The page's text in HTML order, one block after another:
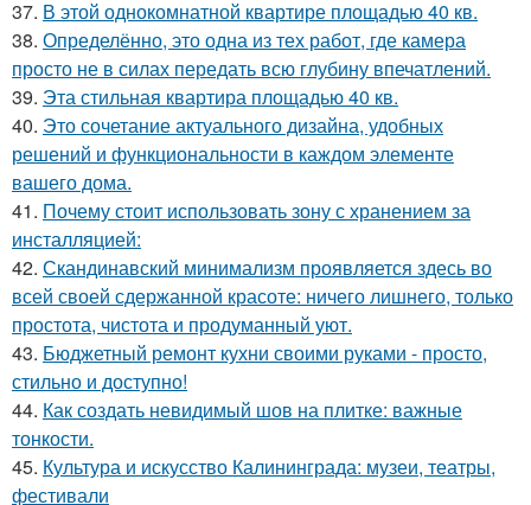
37. В этой однокомнатной квартире площадью 40 кв.
38. Определённо, это одна из тех работ, где камера
просто не в силах передать всю глубину впечатлений.
39. Эта стильная квартира площадью 40 кв.
40. Это сочетание актуального дизайна, удобных
решений и функциональности в каждом элементе
вашего дома.
41. Почему стоит использовать зону с хранением за
инсталляцией:
42. Скандинавский минимализм проявляется здесь во
всей своей сдержанной красоте: ничего лишнего, только
простота, чистота и продуманный уют.
43. Бюджетный ремонт кухни своими руками - просто,
стильно и доступно!
44. Как создать невидимый шов на плитке: важные
тонкости.
45. Культура и искусство Калининграда: музеи, театры,
фестивали